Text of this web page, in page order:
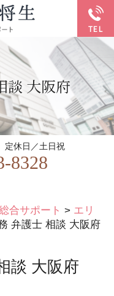
談 大阪府
定休日／土日祝
8328
合サポート > エリ
弁護士 相談 大阪府
談 大阪府